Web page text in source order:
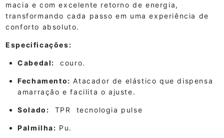
macia e com excelente retorno de energia,
transformando cada passo em uma experiência de
conforto absoluto.
Especificações:
Cabedal: couro.
Fechamento: Atacador de elástico que dispensa
amarração e facilita o ajuste.
Solado: TPR tecnologia pulse
Palmilha: Pu.